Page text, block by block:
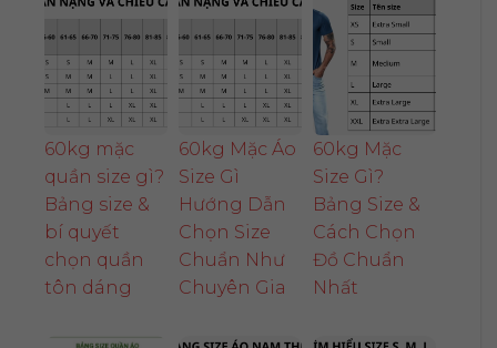
60kg mặc
quần size gì?
Bảng size &
bí quyết
chọn quần
tôn dáng
60kg Mặc Áo
Size Gì
Hướng Dẫn
Chọn Size
Chuẩn Như
Chuyên Gia
60kg Mặc
Size Gì?
Bảng Size &
Cách Chọn
Đồ Chuẩn
Nhất